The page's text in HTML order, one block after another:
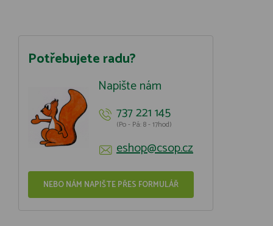
Potřebujete radu?
Napište nám
737 221 145
(Po - Pá: 8 - 17hod)
eshop@csop.cz
NEBO NÁM NAPIŠTE PŘES FORMULÁŘ